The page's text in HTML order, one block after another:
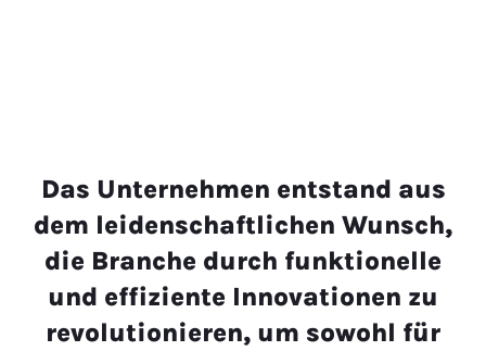
Das Unternehmen entstand aus
dem leidenschaftlichen Wunsch,
die Branche durch funktionelle
und effiziente Innovationen zu
revolutionieren, um sowohl für